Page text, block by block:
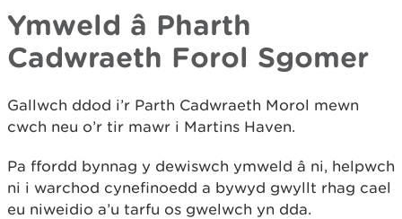
Ymweld â Pharth
Cadwraeth Forol Sgomer
Gallwch ddod i’r Parth Cadwraeth Morol mewn
cwch neu o’r tir mawr i Martins Haven.
Pa ffordd bynnag y dewiswch ymweld â ni, helpwch
ni i warchod cynefinoedd a bywyd gwyllt rhag cael
eu niweidio a’u tarfu os gwelwch yn dda.